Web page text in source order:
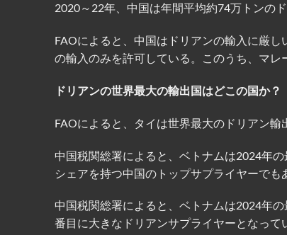
2020～22年、中国は年間平均約74万トンの
FAOによると、中国はドリアンの輸入に厳
の輸入のみを許可している。このうち、マレ
ドリアンの世界最大の輸出国はどこの国か？
FAOによると、タイは世界最大のドリアン
中国税関総署によると、ベトナムは2024年
シェアを持つ中国のトップサプライヤーでも
中国税関総署によると、ベトナムは2024年
番目に大きなドリアンサプライヤーとなって